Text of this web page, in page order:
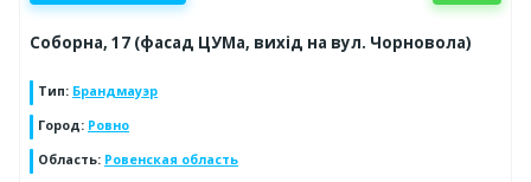
Соборна, 17 (фасад ЦУМа, вихід на вул. Чорновола)
Тип: Брандмауэр
Город: Ровно
Область: Ровенская область